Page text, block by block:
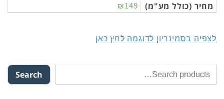
מחיר (כולל מע"מ) ₪149
לצפיה בסמינריון לדוגמה לחץ כאן
Search